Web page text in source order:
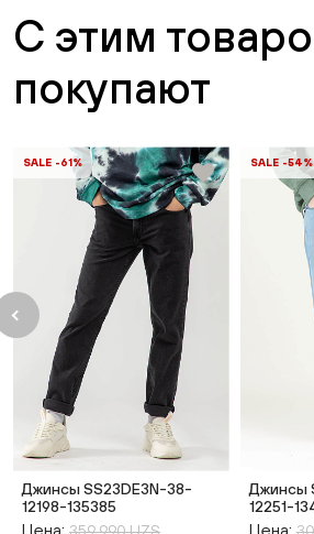
С этим
покупают
SALE -61%
Джинсы SS23DE3N-38-
12198-135385
Цена:
SALE -54%
Джинсы
12251-
Цена: